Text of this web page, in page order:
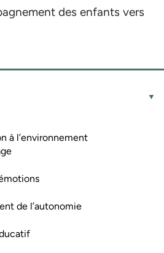
des enfants vers
à l’environnement
de l’autonomie